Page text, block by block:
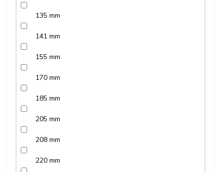
135 mm
141 mm
155 mm
170 mm
185 mm
205 mm
208 mm
220 mm